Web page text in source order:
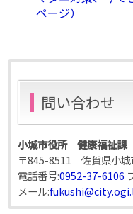
ページ）
問い合わせ
小城市役所 健康福祉課
〒845-8511 佐賀県小城
電話番号:0952-37-6106
メール: